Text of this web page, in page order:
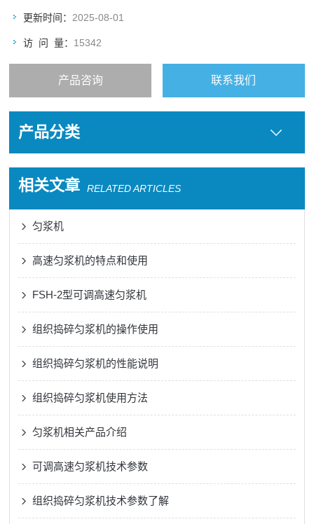
更新时间： 2025-08-01
访 问 量： 15342
产品咨询 联系我们
产品分类
相关文章 RELATED ARTICLES
匀浆机
高速匀浆机的特点和使用
FSH-2型可调高速匀浆机
组织捣碎匀浆机的操作使用
组织捣碎匀浆机的性能说明
组织捣碎匀浆机使用方法
匀浆机相关产品介绍
可调高速匀浆机技术参数
组织捣碎匀浆机技术参数了解